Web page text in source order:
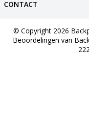
CONTACT
© Copyright 2026
Beoordelingen van